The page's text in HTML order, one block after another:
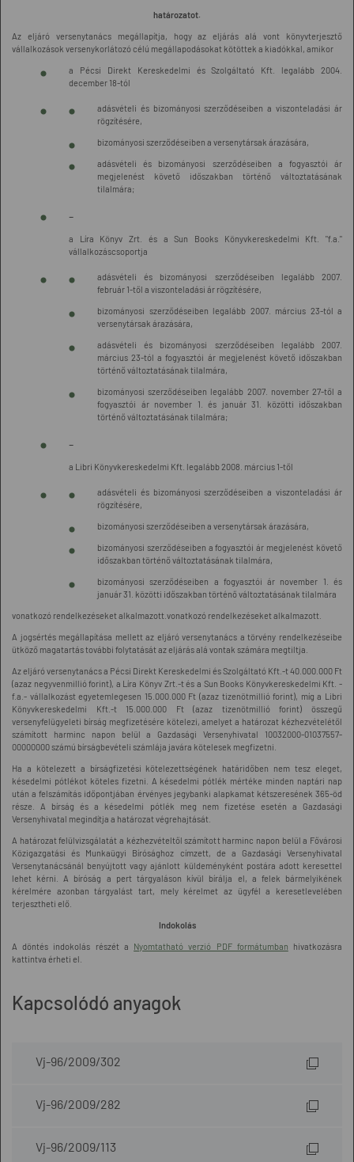
határozatot.
Az eljáró versenytanács megállapítja, hogy az eljárás alá vont könyvterjesztő
vállalkozások versenykorlátozó célú megállapodásokat kötöttek a kiadókkal, amikor
a Pécsi Direkt Kereskedelmi és Szolgáltató Kft. legalább 2004.
december 18-tól
adásvételi és bizományosi szerződéseiben a viszonteladási ár
rögzítésére,
bizományosi szerződéseiben a versenytársak árazására,
adásvételi és bizományosi szerződéseiben a fogyasztói ár
megjelenést követő időszakban történő változtatásának
tilalmára;
-
a Líra Könyv Zrt. és a Sun Books Könyvkereskedelmi Kft. "f.a."
vállalkozáscsoportja
adásvételi és bizományosi szerződéseiben legalább 2007.
február 1-től a viszonteladási ár rögzítésére,
bizományosi szerződéseiben legalább 2007. március 23-tól a
versenytársak árazására,
adásvételi és bizományosi szerződéseiben legalább 2007.
március 23-tól a fogyasztói ár megjelenést követő időszakban
történő változtatásának tilalmára,
bizományosi szerződéseiben legalább 2007. november 27-től a
fogyasztói ár november 1. és január 31. közötti időszakban
történő változtatásának tilalmára;
-
a Libri Könyvkereskedelmi Kft. legalább 2008. március 1-től
adásvételi és bizományosi szerződéseiben a viszonteladási ár
rögzítésére,
bizományosi szerződéseiben a versenytársak árazására,
bizományosi szerződéseiben a fogyasztói ár megjelenést követő
időszakban történő változtatásának tilalmára,
bizományosi szerződéseiben a fogyasztói ár november 1. és
január 31. közötti időszakban történő változtatásának tilalmára
vonatkozó rendelkezéseket alkalmazott.vonatkozó rendelkezéseket alkalmazott.
A jogsértés megállapítása mellett az eljáró versenytanács a törvény rendelkezéseibe
ütköző magatartás további folytatását az eljárás alá vontak számára megtiltja.
Az eljáró versenytanács a Pécsi Direkt Kereskedelmi és Szolgáltató Kft.-t 40.000.000 Ft
(azaz negyvenmillió forint), a Líra Könyv Zrt.-t és a Sun Books Könyvkereskedelmi Kft. -
f.a.- vállalkozást egyetemlegesen 15.000.000 Ft (azaz tizenötmillió forint), míg a Libri
Könyvkereskedelmi Kft.-t 15.000.000 Ft (azaz tizenötmillió forint) összegű
versenyfelügyeleti bírság megfizetésére kötelezi, amelyet a határozat kézhezvételétől
számított harminc napon belül a Gazdasági Versenyhivatal 10032000-01037557-
00000000 számú bírságbevételi számlája javára kötelesek megfizetni.
Ha a kötelezett a bírságfizetési kötelezettségének határidőben nem tesz eleget,
késedelmi pótlékot köteles fizetni. A késedelmi pótlék mértéke minden naptári nap
után a felszámítás időpontjában érvényes jegybanki alapkamat kétszeresének 365-öd
része. A bírság és a késedelmi pótlék meg nem fizetése esetén a Gazdasági
Versenyhivatal megindítja a határozat végrehajtását.
A határozat felülvizsgálatát a kézhezvételtől számított harminc napon belül a Fővárosi
Közigazgatási és Munkaügyi Bírósághoz címzett, de a Gazdasági Versenyhivatal
Versenytanácsánál benyújtott vagy ajánlott küldeményként postára adott keresettel
lehet kérni. A bíróság a pert tárgyaláson kívül bírálja el, a felek bármelyikének
kérelmére azonban tárgyalást tart, mely kérelmet az ügyfél a keresetlevelében
terjesztheti elő.
Indokolás
A döntés indokolás részét a Nyomtatható verzió PDF formátumban hivatkozásra
kattintva érheti el.
Kapcsolódó anyagok
Vj-96/2009/302
Vj-96/2009/282
Vj-96/2009/113